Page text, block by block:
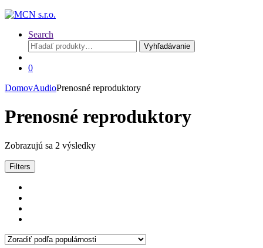
Search
Hľadať:
Vyhľadávanie
0
DomovAudioPrenosné reproduktory
Prenosné reproduktory
Zobrazujú sa 2 výsledkySorted
Filters